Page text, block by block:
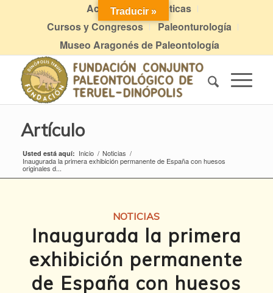
Actividades didácticas
Cursos y Congresos
Paleonturología
Museo Aragonés de Paleontología
Artículo
Usted está aquí: Inicio / Noticias /
Inaugurada la primera exhibición permanente de España con huesos
originales d...
NOTICIAS
Inaugurada la primera
exhibición permanente
de España con huesos
Traducir »